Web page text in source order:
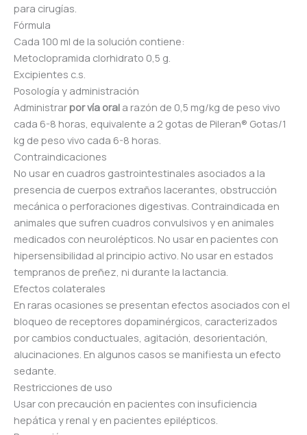
para cirugías.
Fórmula
Cada 100 ml de la solución contiene:
Metoclopramida clorhidrato 0,5 g.
Excipientes c.s.
Posología y administración
Administrarpor vía oral a razón de 0,5 mg/kg de peso vivo
cada 6-8 horas, equivalente a 2 gotas de Pileran® Gotas/1
kg de peso vivo cada 6-8 horas.
Contraindicaciones
No usar en cuadros gastrointestinales asociados a la
presencia de cuerpos extraños lacerantes, obstrucción
mecánica o perforaciones digestivas. Contraindicada en
animales que sufren cuadros convulsivos y en animales
medicados con neurolépticos. No usar en pacientes con
hipersensibilidad al principio activo. No usar en estados
tempranos de preñez, ni durante la lactancia.
Efectos colaterales
En raras ocasiones se presentan efectos asociados con el
bloqueo de receptores dopaminérgicos, caracterizados
por cambios conductuales, agitación, desorientación,
alucinaciones. En algunos casos se manifiesta un efecto
sedante.
Restricciones de uso
Usar con precaución en pacientes con insuficiencia
hepática y renal y en pacientes epilépticos.